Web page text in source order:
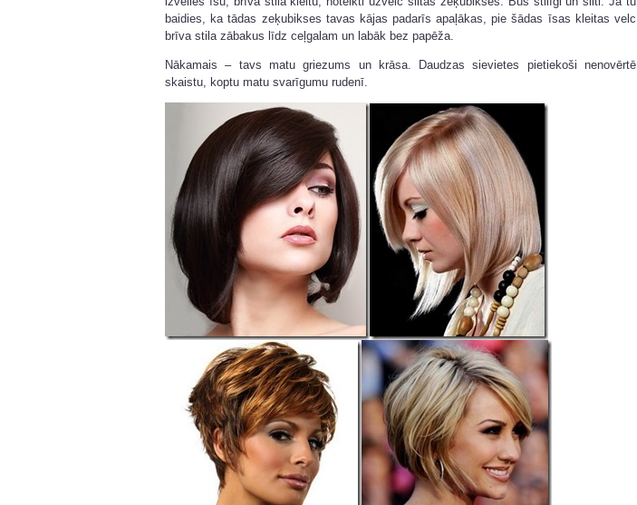
baidies, ka tādas zeķubikses tavas kājas padarīs apaļākas, pie šādas īsas kleitas velc
brīva stila zābakus līdz ceļgalam un labāk bez papēža.
Nākamais – tavs matu griezums un krāsa. Daudzas sievietes pietiekoši nenovērtē
skaistu, koptu matu svarīgumu rudenī.